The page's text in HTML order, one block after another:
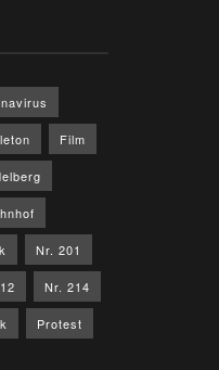
Film
Nr. 201
Nr. 214
Protest